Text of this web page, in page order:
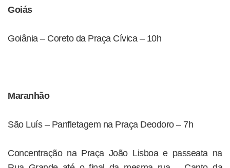
Goiás
Goiânia – Coreto da Praça Cívica – 10h
Maranhão
São Luís – Panfletagem na Praça Deodoro – 7h
Concentração na Praça João Lisboa e passeata na